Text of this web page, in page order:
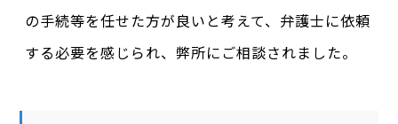
の手続等を任せた方が良いと考えて、弁護士に依頼
する必要を感じられ、弊所にご相談されました。